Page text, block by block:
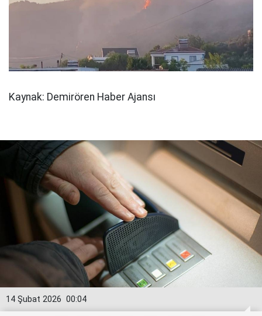
Kaynak: Demirören Haber Ajansı
00:04
14 Şubat 2026